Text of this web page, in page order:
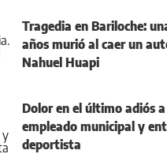
Tragedia en Bariloche:
años murió al caer un
Nahuel Huapi
Dolor en el último adiós
empleado municipal y
deportista